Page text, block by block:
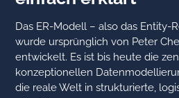
Das ER-Modell – also das Entity-
wurde ursprünglich von Peter
entwickelt. Es ist bis heute die
konzeptionellen
die reale Welt in strukturierte,